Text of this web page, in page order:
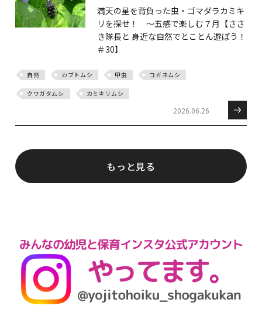
満天の星を背負った虫・ゴマダラカミキ
リを探せ！ ～五感で楽しむ７月【ささ
き隊長と 身近な自然でとことん遊ぼう！
＃30】
自然 カブトムシ 甲虫 コガネムシ
クワガタムシ カミキリムシ
2026.06.26
もっと見る